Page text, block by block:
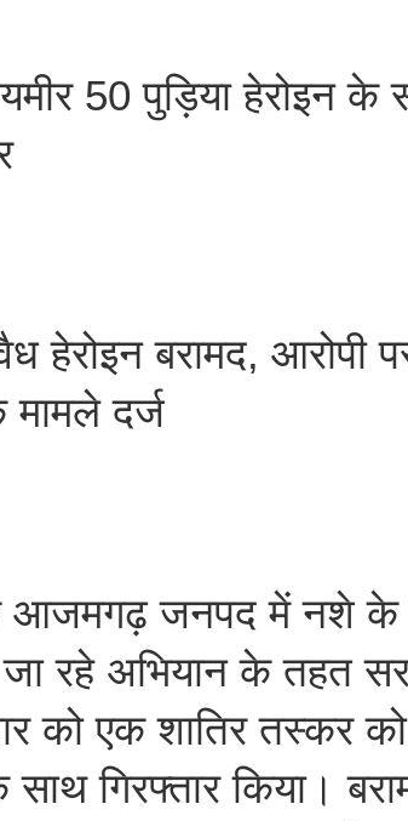
50 पुड़िया हेरोइन के
हेरोइन बरामद, आरोपी
दर्ज
आजमगढ़ जनपद में नशे के
रहे अभियान के तहत
को एक शातिर तस्कर
गिरफ्तार किया।